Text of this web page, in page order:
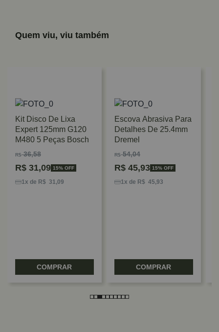
Quem viu, viu também
Kit Disco De Lixa
Expert 125mm G120
M480 5 Peças Bosch
R$36,58
R$ 31,09 15% OFF
1x de R$ 31,09
COMPRAR
Escova Abrasiva Para
Detalhes De 25.4mm
Dremel
R$54,04
R$ 45,93 15% OFF
1x de R$ 45,93
COMPRAR